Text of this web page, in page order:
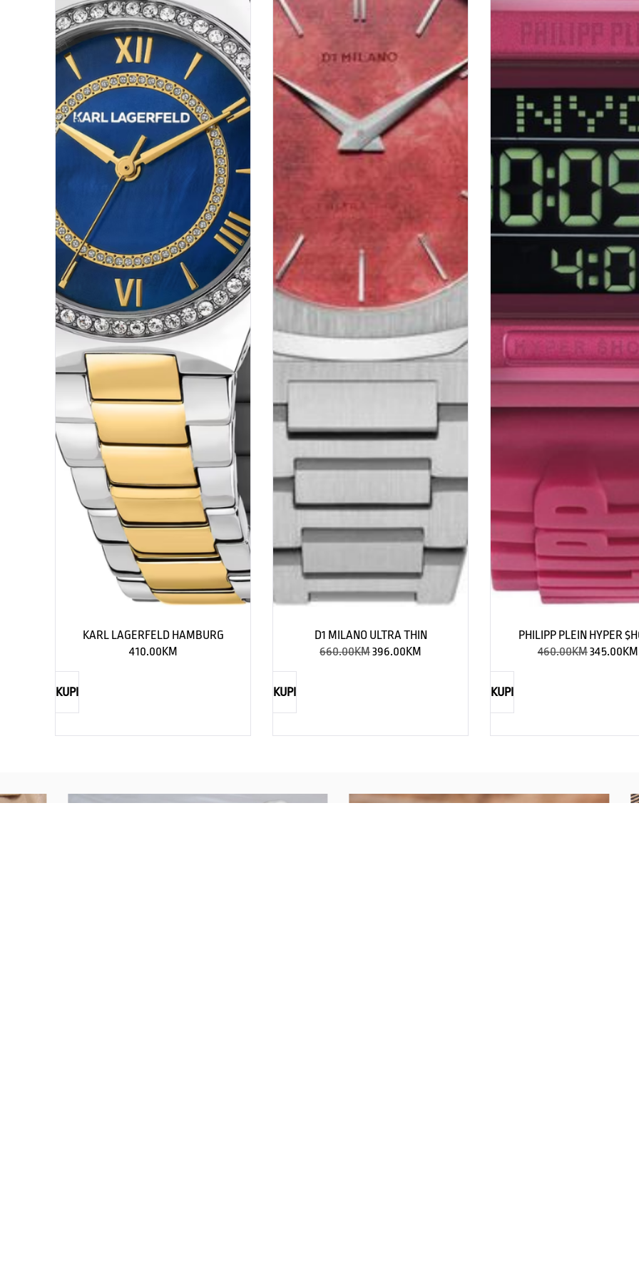
KARL LAGERFELD HAMBURG
410.00KM
KUPI
D1 MILANO ULTRA THIN
660.00KM396.00KM
KUPI
PHILIPP PLEIN HYPER
460.00KM345.00KM
KUPI